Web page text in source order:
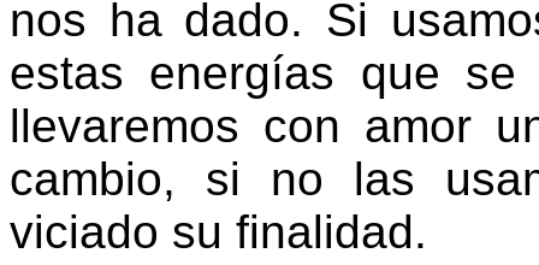
nos ha dado. Si
estas energías que se
llevaremos con amor
cambio, si no las
viciado su finalidad.